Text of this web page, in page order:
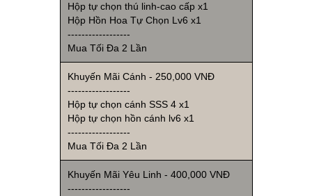
Hộp tự chọn thú linh-cao cấp x1
Hộp Hồn Hoa Tự Chọn Lv6 x1
------------------
Mua Tối Đa 2 Lần
Khuyến Mãi Cánh - 250,000 VNĐ
------------------
Hộp tự chọn cánh SSS 4 x1
Hộp tự chọn hồn cánh lv6 x1
------------------
Mua Tối Đa 2 Lần
Khuyến Mãi Yêu Linh - 400,000 VNĐ
------------------